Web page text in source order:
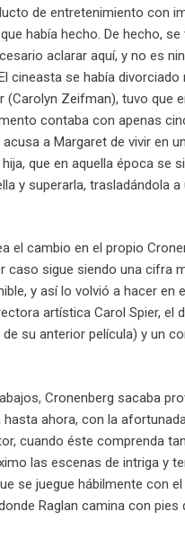
de entretenimiento con
había hecho. De hecho,
aclarar aquí, y no es
cineasta se había
(Carolyn Zeifman), tuvo
contaba con apenas
a Margaret de vivir en
que en aquella época
y superarla,
el cambio en el propio
caso sigue siendo una cifra
y así lo volvió a hacer
artística Carol Spier,
su anterior película) y un
Cronenberg sacaba
ahora, con la
cuando éste comprenda
las escenas de intriga y
se juegue hábilmente con
Raglan camina con